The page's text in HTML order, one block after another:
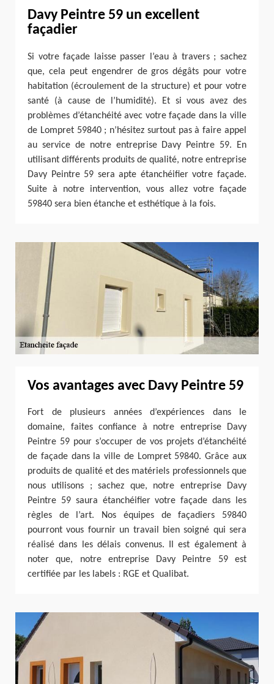
Davy Peintre 59 un excellent
façadier
Si votre façade laisse passer l’eau à travers ; sachez
que, cela peut engendrer de gros dégâts pour votre
habitation (écroulement de la structure) et pour votre
santé (à cause de l’humidité). Et si vous avez des
problèmes d’étanchéité avec votre façade dans la ville
de Lompret 59840 ; n’hésitez surtout pas à faire appel
au service de notre entreprise Davy Peintre 59. En
utilisant différents produits de qualité, notre entreprise
Davy Peintre 59 sera apte étanchéifier votre façade.
Suite à notre intervention, vous allez votre façade
59840 sera bien étanche et esthétique à la fois.
Vos avantages avec Davy Peintre 59
Fort de plusieurs années d’expériences dans le
domaine, faites confiance à notre entreprise Davy
Peintre 59 pour s’occuper de vos projets d’étanchéité
de façade dans la ville de Lompret 59840. Grâce aux
produits de qualité et des matériels professionnels que
nous utilisons ; sachez que, notre entreprise Davy
Peintre 59 saura étanchéifier votre façade dans les
règles de l’art. Nos équipes de façadiers 59840
pourront vous fournir un travail bien soigné qui sera
réalisé dans les délais convenus. Il est également à
noter que, notre entreprise Davy Peintre 59 est
certifiée par les labels : RGE et Qualibat.